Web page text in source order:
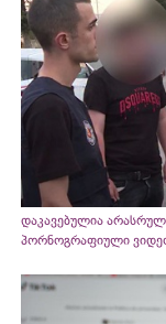
დაკავებულია
პორნოგრაფიული